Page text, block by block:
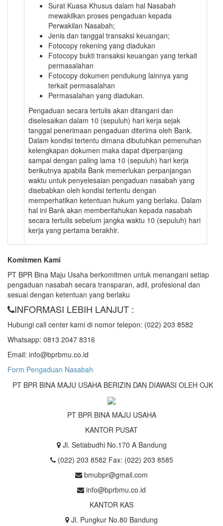
Surat Kuasa Khusus dalam hal Nasabah
mewakilkan proses pengaduan kepada
Perwakilan Nasabah;
Jenis dan tanggal transaksi keuangan;
Fotocopy rekening yang diadukan
Fotocopy bukti transaksi keuangan yang terkait
permasalahan
Fotocopy dokumen pendukung lainnya yang
terkait permasalahan
Permasalahan yang diadukan.
Pengaduan secara tertulis akan ditangani dan
diselesaikan dalam 10 (sepuluh) hari kerja sejak
tanggal penerimaan pengaduan diterima oleh Bank.
Dalam kondisi tertentu dimana dibutuhkan pemenuhan
kelengkapan dokumen maka dapat diperpanjang
sampai dengan paling lama 10 (sepuluh) hari kerja
berikutnya apabila Bank memerlukan perpanjangan
waktu untuk penyelesaian pengaduan nasabah yang
disebabkan oleh kondisi tertentu dengan
memperhatikan ketentuan hukum yang berlaku. Dalam
hal ini Bank akan memberitahukan kepada nasabah
secara tertulis sebelum jangka waktu 10 (sepuluh) hari
kerja yang pertama berakhir.
Komitmen Kami
PT BPR Bina Maju Usaha berkomitmen untuk menangani setiap
pengaduan nasabah secara transparan, adil, profesional dan
sesuai dengan ketentuan yang berlaku
INFORMASI LEBIH LANJUT :
Hubungi call center kami di nomor telepon: (022) 203 8582
Whatsapp: 0813 2047 8316
Email: info@bprbmu.co.id
Form Pengaduan Nasabah
PT BPR BINA MAJU USAHA BERIZIN DAN DIAWASI OLEH OJK
PT BPR BINA MAJU USAHA
KANTOR PUSAT
Jl. Setiabudhi No.170 A Bandung
(022) 203 8582 Fax: (022) 203 8585
bmubpr@gmail.com
info@bprbmu.co.id
KANTOR KAS
Jl. Pungkur No.80 Bandung